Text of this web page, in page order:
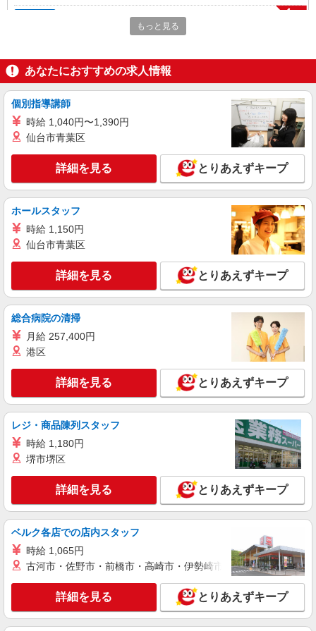
ライフ大崎ニューシティ店（店舗コード878）
NEW
時給1,500円
ライフ大崎ニューシティ店 東京都品川区大崎
1-6-45号館
キープ 詳細を見る
アルバイト
ライフ武蔵小山店（店舗コード836）
NEW
作業場清掃
時給1,300円以上 高校生 時給1,235円
ライフ武蔵小山店 東京都品川区小山2－7－14
詳細を見る
ライフ大崎ニューシティ店（店舗コード878）
NEW
ライフ大崎ニューシティ店 東京都品川区大崎
1-6-45号館
キープ 詳細を見る
パート
ライフ武蔵小山店（店舗コード836）
NEW
時給1,300円以上
ライフ武蔵小山店 東京都品川区小山2－7－14
キープ
アルバイト
ライフ大崎ニューシティ店（店舗コード878）
NEW
ベーカリー
時給1,235円
ライフ大崎ニューシティ店 東京都品川区大崎
もっと見る
あなたにおすすめの求人情報
個別指導講師
時給 1,040円〜1,390円
仙台市青葉区
詳細を見る とりあえずキープ
ホールスタッフ
時給 1,150円
仙台市青葉区
詳細を見る とりあえずキープ
総合病院の清掃
月給 257,400円
港区
詳細を見る とりあえずキープ
レジ・商品陳列スタッフ
時給 1,180円
堺市堺区
詳細を見る とりあえずキープ
ベルク各店での店内スタッフ
時給 1,065円
古河市・佐野市・前橋市・高崎市・伊勢崎市・太田市・館林市
詳細を見る とりあえずキープ